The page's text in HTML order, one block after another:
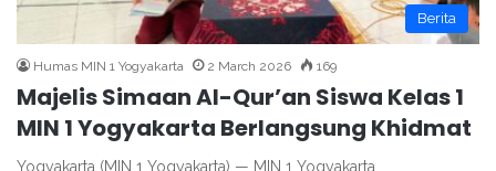
Berita
Humas MIN 1 Yogyakarta 2 March 2026 169
Majelis Simaan Al-Qur’an Siswa Kelas 1
MIN 1 Yogyakarta Berlangsung Khidmat
Yogyakarta (MIN 1 Yogyakarta) — MIN 1 Yogyakarta